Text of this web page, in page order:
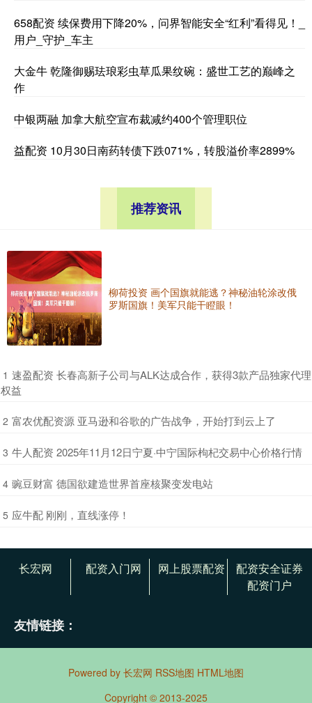
658配资 续保费用下降20%，问界智能安全“红利”看得见！_
用户_守护_车主
大金牛 乾隆御赐珐琅彩虫草瓜果纹碗：盛世工艺的巅峰之
作
中银两融 加拿大航空宣布裁减约400个管理职位
益配资 10月30日南药转债下跌071%，转股溢价率2899%
推荐资讯
柳荷投资 画个国旗就能逃？神秘油轮涂改俄
罗斯国旗！美军只能干瞪眼！
1 ​速盈配资 长春高新子公司与ALK达成合作，获得3款产品独家代理
权益
2 ​富农优配资源 亚马逊和谷歌的广告战争，开始打到云上了
3 ​牛人配资 2025年11月12日宁夏·中宁国际枸杞交易中心价格行情
4 ​豌豆财富 德国欲建造世界首座核聚变发电站
5 ​应牛配 刚刚，直线涨停！
长宏网 配资入门网 网上股票配资
配资安全证券
配资门户
友情链接：
Powered by 长宏网 RSS地图 HTML地图
Copyright © 2013-2025